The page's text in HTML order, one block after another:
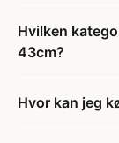
Hvilken
43cm?
Hvor kan jeg